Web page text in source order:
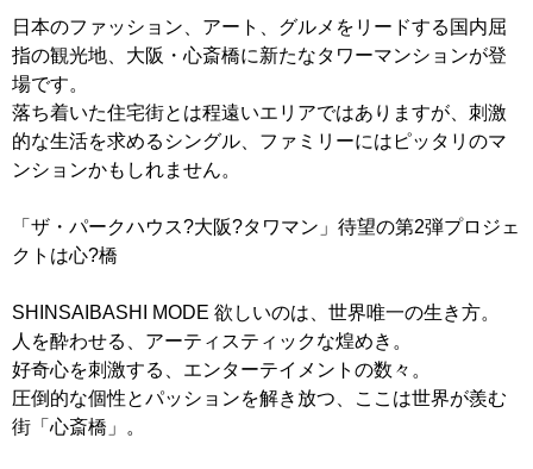
日本のファッション、アート、グルメをリードする国内屈
指の観光地、大阪・心斎橋に新たなタワーマンションが登
場です。
落ち着いた住宅街とは程遠いエリアではありますが、刺激
的な生活を求めるシングル、ファミリーにはピッタリのマ
ンションかもしれません。
「ザ・パークハウス?大阪?タワマン」待望の第2弾プロジェ
クトは心?橋
SHINSAIBASHI MODE 欲しいのは、世界唯一の生き方。
人を酔わせる、アーティスティックな煌めき。
好奇心を刺激する、エンターテイメントの数々。
圧倒的な個性とパッションを解き放つ、ここは世界が羨む
街「心斎橋」。